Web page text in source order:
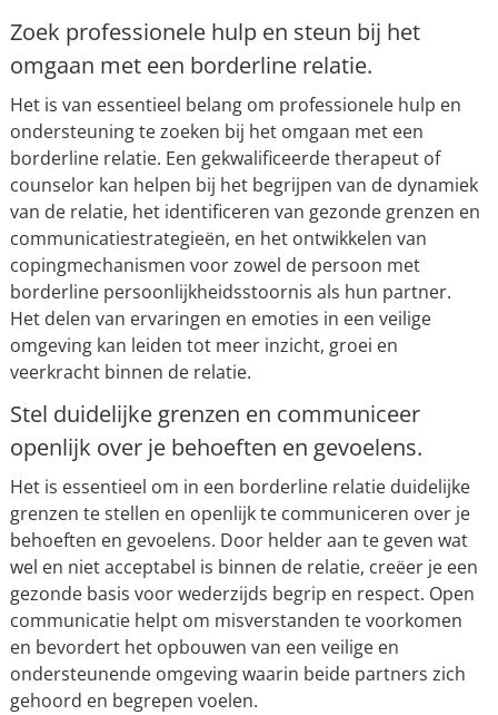
Zoek professionele hulp en steun bij het
omgaan met een borderline relatie.
Het is van essentieel belang om professionele hulp en
ondersteuning te zoeken bij het omgaan met een
borderline relatie. Een gekwalificeerde therapeut of
counselor kan helpen bij het begrijpen van de dynamiek
van de relatie, het identificeren van gezonde grenzen en
communicatiestrategieën, en het ontwikkelen van
copingmechanismen voor zowel de persoon met
borderline persoonlijkheidsstoornis als hun partner.
Het delen van ervaringen en emoties in een veilige
omgeving kan leiden tot meer inzicht, groei en
veerkracht binnen de relatie.
Stel duidelijke grenzen en communiceer
openlijk over je behoeften en gevoelens.
Het is essentieel om in een borderline relatie duidelijke
grenzen te stellen en openlijk te communiceren over je
behoeften en gevoelens. Door helder aan te geven wat
wel en niet acceptabel is binnen de relatie, creëer je een
gezonde basis voor wederzijds begrip en respect. Open
communicatie helpt om misverstanden te voorkomen
en bevordert het opbouwen van een veilige en
ondersteunende omgeving waarin beide partners zich
gehoord en begrepen voelen.